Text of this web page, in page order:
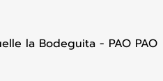
la Bodeguita - PAO PAO